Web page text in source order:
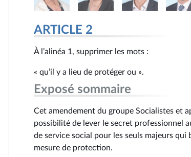
30 avril 2026
30 avril 2026
30 avril 2026
30 avril 2026
ARTICLE 2
À l’alinéa 1, supprimer les mots :
« qu’il y a lieu de protéger ou ».
Exposé sommaire
Cet amendement du groupe Socialistes et
possibilité de lever le secret professionnel
de service social pour les seuls majeurs
mesure de protection.